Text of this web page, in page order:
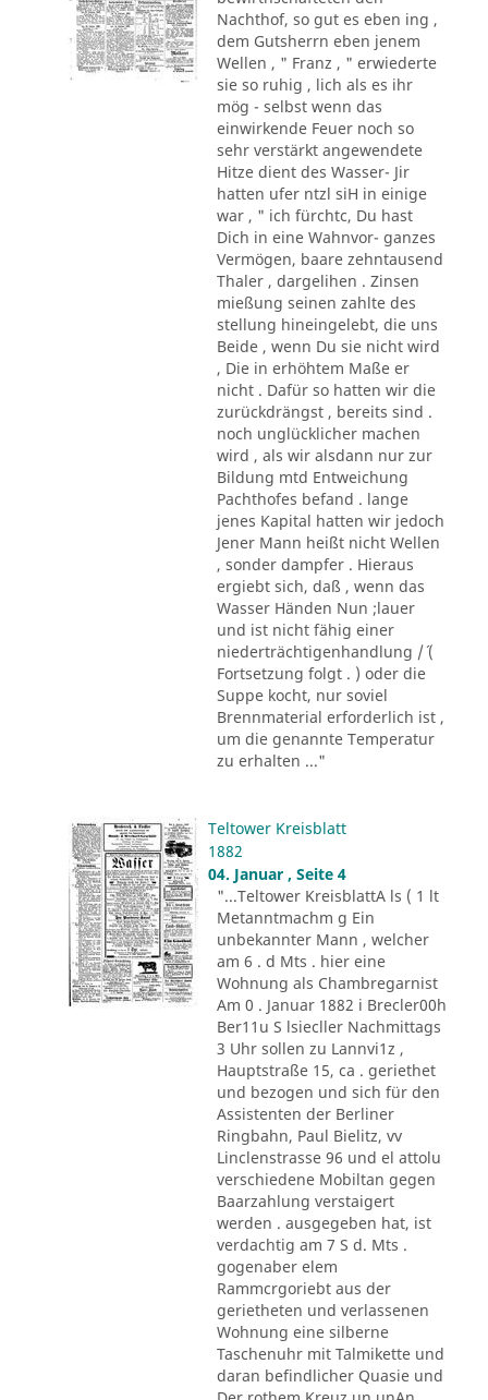
Nachthof, so gut es eben ing ,
dem Gutsherrn eben jenem
Wellen , " Franz , " erwiederte
sie so ruhig , lich als es ihr
mög - selbst wenn das
einwirkende Feuer noch so
sehr verstärkt angewendete
Hitze dient des Wasser- Jir
hatten ufer ntzl siH in einige
war , " ich fürchtc, Du hast
Dich in eine Wahnvor- ganzes
Vermögen, baare zehntausend
Thaler , dargelihen . Zinsen
mießung seinen zahlte des
stellung hineingelebt, die uns
Beide , wenn Du sie nicht wird
, Die in erhöhtem Maße er
nicht . Dafür so hatten wir die
zurückdrängst , bereits sind .
noch unglücklicher machen
wird , als wir alsdann nur zur
Bildung mtd Entweichung
Pachthofes befand . lange
jenes Kapital hatten wir jedoch
Jener Mann heißt nicht Wellen
, sonder dampfer . Hieraus
ergiebt sich, daß , wenn das
Wasser Händen Nun ;lauer
und ist nicht fähig einer
niederträchtigenhandlung /´ (
Fortsetzung folgt . ) oder die
Suppe kocht, nur soviel
Brennmaterial erforderlich ist ,
um die genannte Temperatur
zu erhalten ..."
Teltower Kreisblatt
1882
04. Januar , Seite 4
"...Teltower KreisblattA ls ( 1 lt
Metanntmachm g Ein
unbekannter Mann , welcher
am 6 . d Mts . hier eine
Wohnung als Chambregarnist
Am 0 . Januar 1882 i Brecler00h
Ber11u S lsiecller Nachmittags
3 Uhr sollen zu Lannvi1z ,
Hauptstraße 15, ca . geriethet
und bezogen und sich für den
Assistenten der Berliner
Ringbahn, Paul Bielitz, vv
Linclenstrasse 96 und el attolu
verschiedene Mobiltan gegen
Baarzahlung verstaigert
werden . ausgegeben hat, ist
verdachtig am 7 S d. Mts .
gogenaber elem
Rammcrgoriebt aus der
gerietheten und verlassenen
Wohnung eine silberne
Taschenuhr mit Talmikette und
daran befindlicher Quasie und